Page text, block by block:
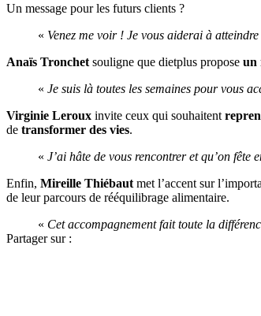
Un message pour les futurs clients ?
« Venez me voir ! Je vous aiderai à
Anaïs Tronchet souligne que dietplus propose un
« Je suis là toutes les semaines pour vous
Virginie Leroux invite ceux qui souhaitent
de transformer des vies.
« J’ai hâte de vous rencontrer et qu’on fête
Enfin, Mireille Thiébaut met l’accent sur
de leur parcours de rééquilibrage alimentaire.
« Cet accompagnement fait toute la
Partager sur :